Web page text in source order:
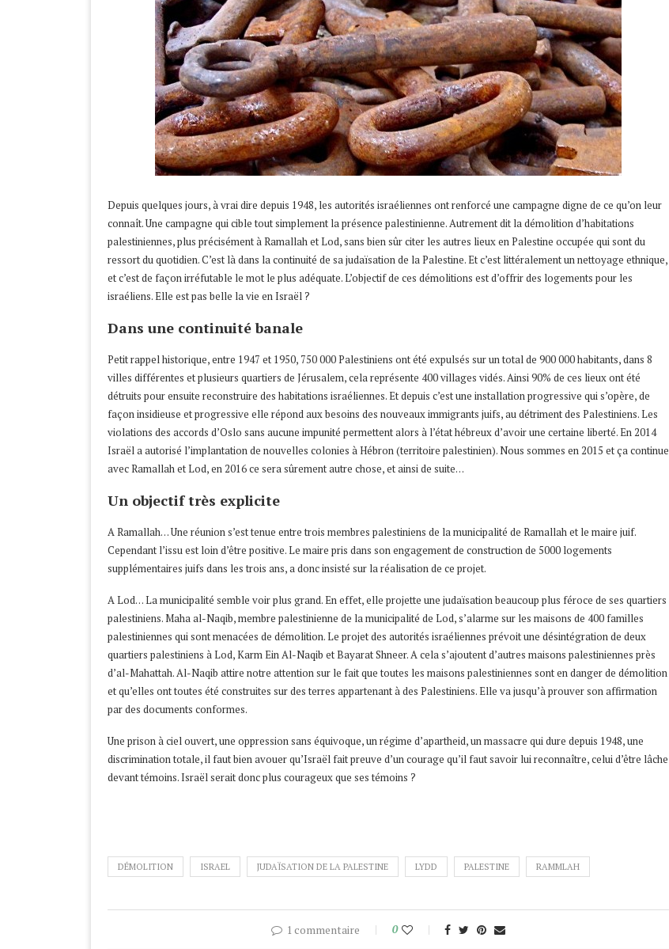
Depuis quelques jours, à vrai dire depuis 1948, les autorités israéliennes ont renforcé une campagne digne de ce qu’on leur
connaît. Une campagne qui cible tout simplement la présence palestinienne. Autrement dit la démolition d’habitations
palestiniennes, plus précisément à Ramallah et Lod, sans bien sûr citer les autres lieux en Palestine occupée qui sont du
ressort du quotidien. C’est là dans la continuité de sa judaïsation de la Palestine. Et c’est littéralement un nettoyage ethnique,
et c’est de façon irréfutable le mot le plus adéquate. L’objectif de ces démolitions est d’offrir des logements pour les
israéliens. Elle est pas belle la vie en Israël ?
Dans une continuité banale
Petit rappel historique, entre 1947 et 1950, 750 000 Palestiniens ont été expulsés sur un total de 900 000 habitants, dans 8
villes différentes et plusieurs quartiers de Jérusalem, cela représente 400 villages vidés. Ainsi 90% de ces lieux ont été
détruits pour ensuite reconstruire des habitations israéliennes. Et depuis c’est une installation progressive qui s’opère, de
façon insidieuse et progressive elle répond aux besoins des nouveaux immigrants juifs, au détriment des Palestiniens. Les
violations des accords d’Oslo sans aucune impunité permettent alors à l’état hébreux d’avoir une certaine liberté. En 2014
Israël a autorisé l’implantation de nouvelles colonies à Hébron (territoire palestinien). Nous sommes en 2015 et ça continue
avec Ramallah et Lod, en 2016 ce sera sûrement autre chose, et ainsi de suite…
Un objectif très explicite
A Ramallah… Une réunion s’est tenue entre trois membres palestiniens de la municipalité de Ramallah et le maire juif.
Cependant l’issu est loin d’être positive. Le maire pris dans son engagement de construction de 5000 logements
supplémentaires juifs dans les trois ans, a donc insisté sur la réalisation de ce projet.
A Lod… La municipalité semble voir plus grand. En effet, elle projette une judaïsation beaucoup plus féroce de ses quartiers
palestiniens. Maha al-Naqib, membre palestinienne de la municipalité de Lod, s’alarme sur les maisons de 400 familles
palestiniennes qui sont menacées de démolition. Le projet des autorités israéliennes prévoit une désintégration de deux
quartiers palestiniens à Lod, Karm Ein Al-Naqib et Bayarat Shneer. A cela s’ajoutent d’autres maisons palestiniennes près
d’al-Mahattah. Al-Naqib attire notre attention sur le fait que toutes les maisons palestiniennes sont en danger de démolition
et qu’elles ont toutes été construites sur des terres appartenant à des Palestiniens. Elle va jusqu’à prouver son affirmation
par des documents conformes.
Une prison à ciel ouvert, une oppression sans équivoque, un régime d’apartheid, un massacre qui dure depuis 1948, une
discrimination totale, il faut bien avouer qu’Israël fait preuve d’un courage qu’il faut savoir lui reconnaître, celui d’être lâche
devant témoins. Israël serait donc plus courageux que ses témoins ?
DÉMOLITION ISRAEL JUDAÏSATION DE LA PALESTINE LYDD PALESTINE RAMMLAH
1 commentaire 0